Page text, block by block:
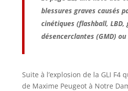
blessures graves causés
cinétiques (flashball, LBD,
désencerclantes (GMD) ou
Suite à l’explosion de la GLI F4
de Maxime Peugeot à Notre